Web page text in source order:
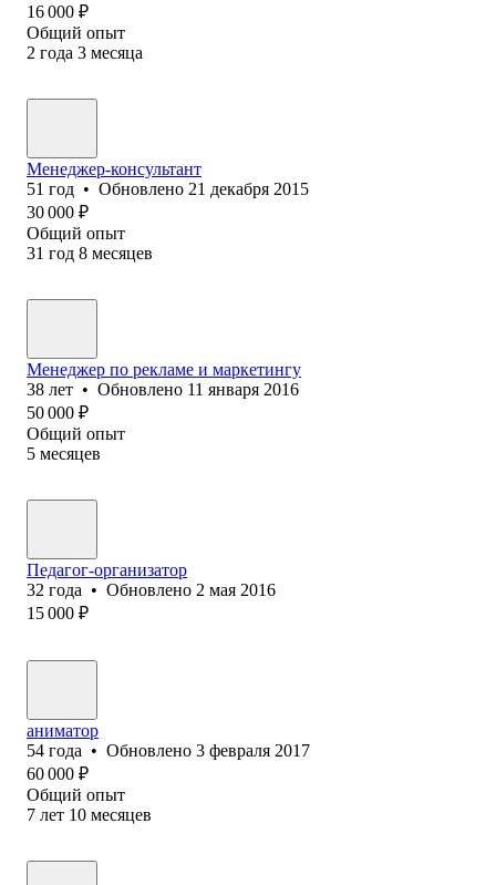
16 000 ₽
Общий опыт
2 года 3 месяца
Менеджер-консультант
51 год • Обновлено 21 декабря 2015
30 000 ₽
Общий опыт
31 год 8 месяцев
Менеджер по рекламе и маркетингу
38 лет • Обновлено 11 января 2016
50 000 ₽
Общий опыт
5 месяцев
Педагог-организатор
32 года • Обновлено 2 мая 2016
15 000 ₽
аниматор
54 года • Обновлено 3 февраля 2017
60 000 ₽
Общий опыт
7 лет 10 месяцев